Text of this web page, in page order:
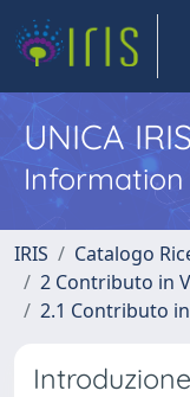
UNICA
IRIS
Catalogo
2 Contributo in
2.1 Contributo
Introduzione